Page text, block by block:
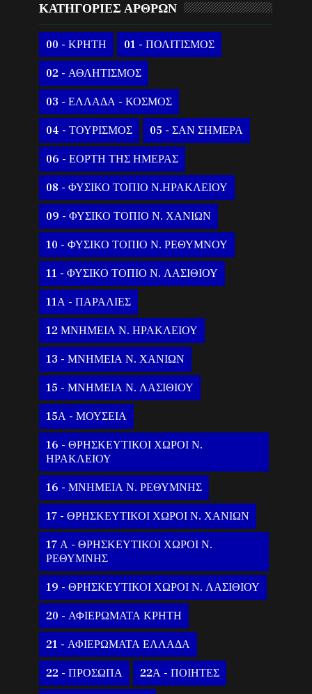
ΚΑΤΗΓΟΡΙΕΣ ΑΡΘΡΩΝ
00 - ΚΡΗΤΗ 01 - ΠΟΛΙΤΙΣΜΟΣ
02 - ΑΘΛΗΤΙΣΜΟΣ
03 - ΕΛΛΑΔΑ - ΚΟΣΜΟΣ
04 - ΤΟΥΡΙΣΜΟΣ 05 - ΣΑΝ ΣΗΜΕΡΑ
06 - ΕΟΡΤΗ ΤΗΣ ΗΜΕΡΑΣ
08 - ΦΥΣΙΚΟ ΤΟΠΙΟ Ν.ΗΡΑΚΛΕΙΟΥ
09 - ΦΥΣΙΚΟ ΤΟΠΙΟ Ν. ΧΑΝΙΩΝ
10 - ΦΥΣΙΚΟ ΤΟΠΙΟ Ν. ΡΕΘΥΜΝΟΥ
11 - ΦΥΣΙΚΟ ΤΟΠΙΟ Ν. ΛΑΣΙΘΙΟΥ
11Α - ΠΑΡΑΛΙΕΣ
12 ΜΝΗΜΕΙΑ Ν. ΗΡΑΚΛΕΙΟΥ
13 - ΜΝΗΜΕΙΑ Ν. ΧΑΝΙΩΝ
15 - ΜΝΗΜΕΙΑ Ν. ΛΑΣΙΘΙΟΥ
15Α - ΜΟΥΣΕΙΑ
16 - ΘΡΗΣΚΕΥΤΙΚΟΙ ΧΩΡΟΙ Ν.
ΗΡΑΚΛΕΙΟΥ
16 - ΜΝΗΜΕΙΑ Ν. ΡΕΘΥΜΝΗΣ
17 - ΘΡΗΣΚΕΥΤΙΚΟΙ ΧΩΡΟΙ Ν. ΧΑΝΙΩΝ
17 Α - ΘΡΗΣΚΕΥΤΙΚΟΙ ΧΩΡΟΙ Ν.
ΡΕΘΥΜΝΗΣ
19 - ΘΡΗΣΚΕΥΤΙΚΟΙ ΧΩΡΟΙ Ν. ΛΑΣΙΘΙΟΥ
20 - ΑΦΙΕΡΩΜΑΤΑ ΚΡΗΤΗ
21 - ΑΦΙΕΡΩΜΑΤΑ ΕΛΛΑΔΑ
22 - ΠΡΟΣΩΠΑ 22Α - ΠΟΙΗΤΕΣ